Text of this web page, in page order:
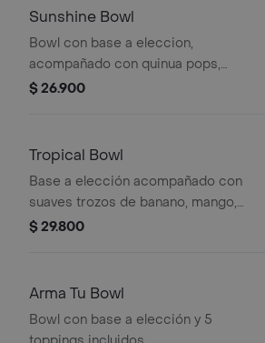
chocolate oscuro al 70 porciento
Sunshine Bowl
Bowl con base a eleccion,
acompañado con quinua pops,
mantequilla de maní, banano y fresa.
$ 26.900
Tropical Bowl
Base a elección acompañado con
suaves trozos de banano, mango,
piña, fresa, coco deshidratado,
$ 29.800
Arma Tu Bowl
Bowl con base a elección y 5